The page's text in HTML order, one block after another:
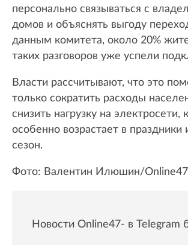
персонально связываться с
домов и объяснять выгоду
данным комитета, около 20%
таких разговоров уже успели
Власти рассчитывают, что это
только сократить расходы
снизить нагрузку на электросети,
особенно возрастает в праздники
сезон.
Фото: Валентин Илюшин/Online47
Новости Online47- в Telegram